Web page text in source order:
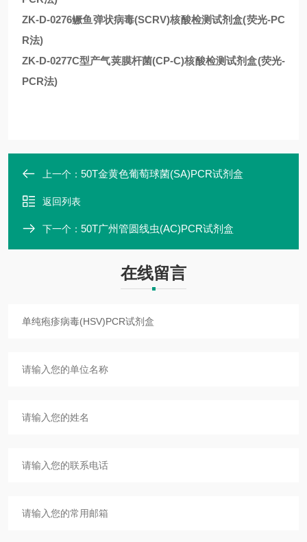
ZK-D-0276鳜鱼弹状病毒(SCRV)核酸检测试剂盒(荧光-PC
R法)
ZK-D-0277C型产气荚膜杆菌(CP-C)核酸检测试剂盒(荧光-
PCR法)
上一个： 50T金黄色葡萄球菌(SA)PCR试剂盒
返回列表
下一个： 50T广州管圆线虫(AC)PCR试剂盒
在线留言